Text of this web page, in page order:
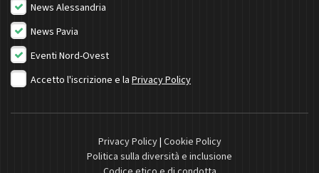
News Alessandria
News Pavia
Eventi Nord-Ovest
Accetto l'iscrizione e la Privacy Policy
Privacy Policy| Cookie Policy
Politica sulla diversità e inclusione